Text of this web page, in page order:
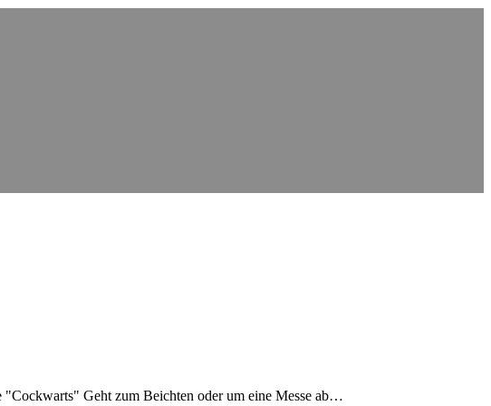
"Cockwarts" Geht zum Beichten oder um eine Messe ab…